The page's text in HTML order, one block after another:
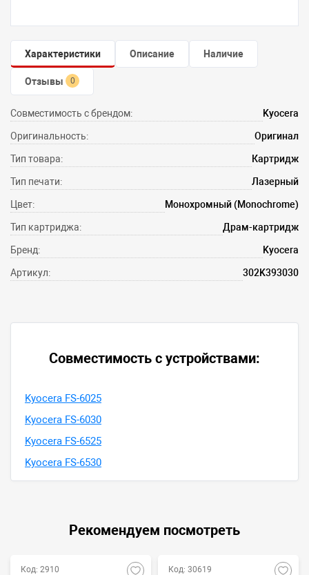
Характеристики Описание Наличие
Отзывы 0
Совместимость с брендом: Kyocera
Оригинальность: Оригинал
Тип товара: Картридж
Тип печати: Лазерный
Цвет: Монохромный (Monochrome)
Тип картриджа: Драм-картридж
Бренд: Kyocera
Артикул: 302K393030
Совместимость с устройствами:
Kyocera FS-6025
Kyocera FS-6030
Kyocera FS-6525
Kyocera FS-6530
Рекомендуем посмотреть
Код: 2910 Код: 30619